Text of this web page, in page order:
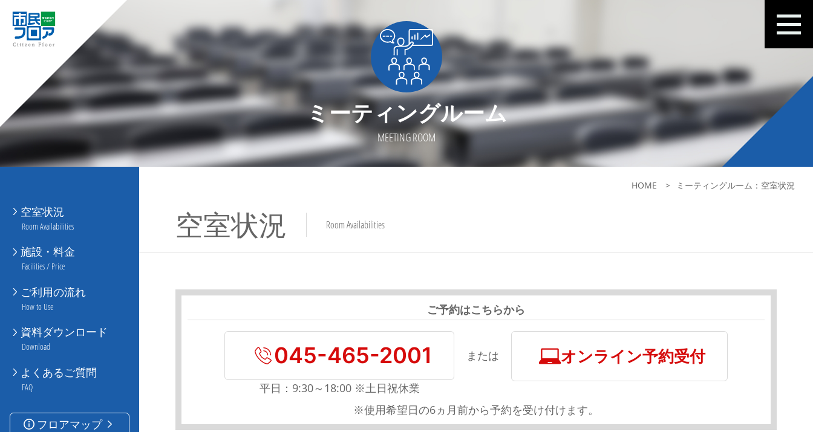
ミーティングルーム
MEETING ROOM
空室状況
Room Availabilities
施設・料金
Facilities / Price
ご利用の流れ
How to Use
資料ダウンロード
Download
よくあるご質問
FAQ
フロアマップ
HOME ミーティングルーム：空室状況
空室状況 Room Availabilities
ご予約はこちらから
045-465-2001
平日：9:30～18:00 ※土日祝休業
または オンライン予約受付
※使用希望日の6ヵ月前から予約を受け付けます。